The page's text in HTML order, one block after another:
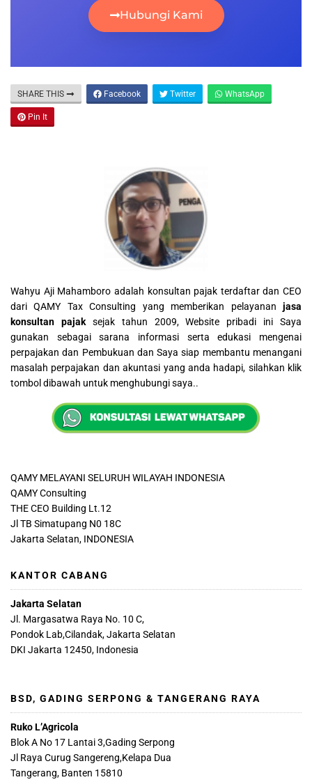
Hubungi Kami
SHARE THIS Facebook Twitter WhatsApp
Pin It
Wahyu Aji Mahamboro adalah konsultan pajak terdaftar dan CEO
dari QAMY Tax Consulting yang memberikan pelayanan jasa
konsultan pajaksejak tahun 2009, Website pribadi ini Saya
gunakan sebagai sarana informasi serta edukasi mengenai
perpajakan dan Pembukuan dan Saya siap membantu menangani
masalah perpajakan dan akuntasi yang anda hadapi, silahkan klik
tombol dibawah untuk menghubungi saya..
QAMY MELAYANI SELURUH WILAYAH INDONESIA
QAMY Consulting
THE CEO Building Lt.12
Jl TB Simatupang N0 18C
Jakarta Selatan, INDONESIA
KANTOR CABANG
Jakarta Selatan
Jl. Margasatwa Raya No. 10 C,
Pondok Lab,Cilandak, Jakarta Selatan
DKI Jakarta 12450, Indonesia
BSD, GADING SERPONG & TANGERANG RAYA
Ruko L’Agricola
Blok A No 17 Lantai 3,Gading Serpong
Jl Raya Curug Sangereng,Kelapa Dua
Tangerang, Banten 15810